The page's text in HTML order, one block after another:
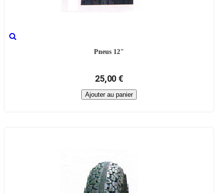
Pneus 12"
25,00 €
Ajouter au panier